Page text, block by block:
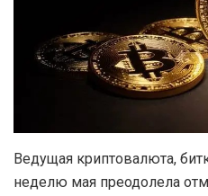
Ведущая криптовалюта,
неделю мая преодолела